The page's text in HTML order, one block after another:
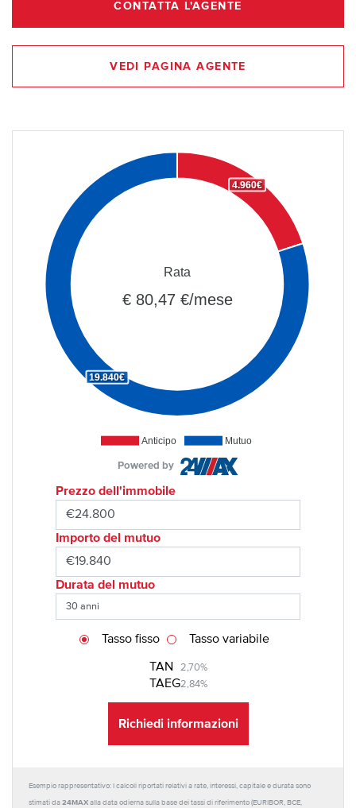
CONTATTA L'AGENTE
VEDI PAGINA AGENTE
Anticipo Mutuo
4.960€
19.840€
Rata
€ 80,47 €/mese
Powered by
Prezzo dell'immobile
Importo del mutuo
Durata del mutuo
TAN 2,70%
TAEG2,84%
Tasso fisso Tasso variabile
Richiedi informazioni
Esempio rappresentativo: I calcoli riportati relativi a rate, interessi, capitale e durata sono
stimati da 24MAX alla data odierna sulla base dei tassi di riferimento (EURIBOR, BCE,